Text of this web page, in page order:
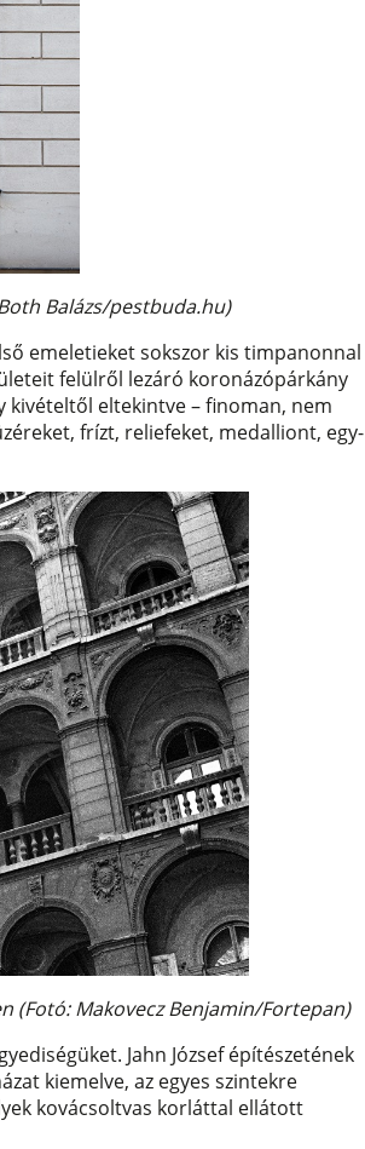
Balázs/pestbuda.hu)
emeletieket sokszor kis timpanonnal
felülről lezáró koronázópárkány
kivételtől eltekintve – finoman, nem
frízt, reliefeket, medalliont, egy-
(Fotó: Makovecz Benjamin/Fortepan)
Jahn József építészetének
kiemelve, az egyes szintekre
kovácsoltvas korláttal ellátott